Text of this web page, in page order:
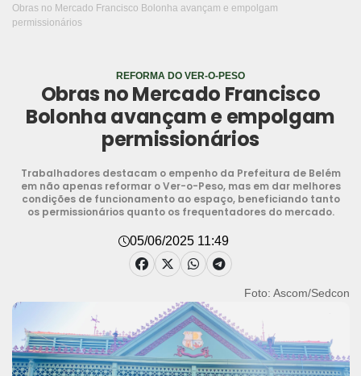
Obras no Mercado Francisco Bolonha avançam e empolgam
permissionários
REFORMA DO VER-O-PESO
Obras no Mercado Francisco
Bolonha avançam e empolgam
permissionários
Trabalhadores destacam o empenho da Prefeitura de Belém
em não apenas reformar o Ver-o-Peso, mas em dar melhores
condições de funcionamento ao espaço, beneficiando tanto
os permissionários quanto os frequentadores do mercado.
05/06/2025 11:49
Foto: Ascom/Sedcon